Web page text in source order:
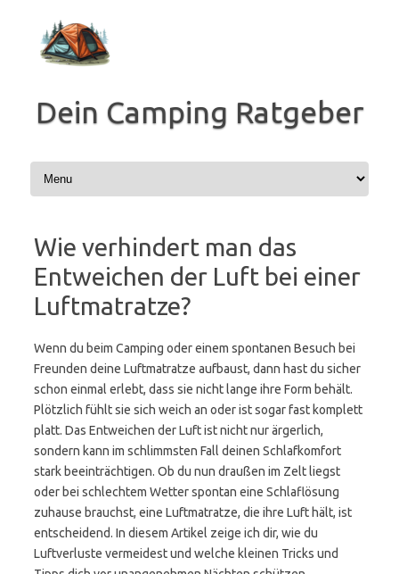
springen
Dein Camping Ratgeber
Wie verhindert man das
Entweichen der Luft bei einer
Luftmatratze?
Wenn du beim Camping oder einem spontanen Besuch bei
Freunden deine Luftmatratze aufbaust, dann hast du sicher
schon einmal erlebt, dass sie nicht lange ihre Form behält.
Plötzlich fühlt sie sich weich an oder ist sogar fast komplett
platt. Das Entweichen der Luft ist nicht nur ärgerlich,
sondern kann im schlimmsten Fall deinen Schlafkomfort
stark beeinträchtigen. Ob du nun draußen im Zelt liegst
oder bei schlechtem Wetter spontan eine Schlaflösung
zuhause brauchst, eine Luftmatratze, die ihre Luft hält, ist
entscheidend. In diesem Artikel zeige ich dir, wie du
Luftverluste vermeidest und welche kleinen Tricks und